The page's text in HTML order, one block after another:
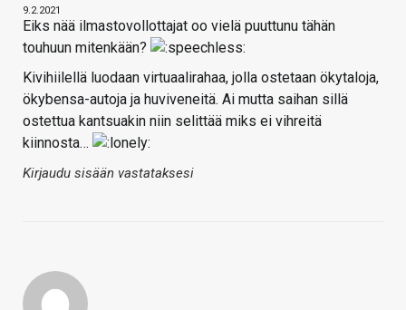
9.2.2021
Eiks nää ilmastovollottajat oo vielä puuttunu tähän
touhuun mitenkään?
Kivihiilellä luodaan virtuaalirahaa, jolla ostetaan ökytaloja,
ökybensa-autoja ja huviveneitä. Ai mutta saihan sillä
ostettua kantsuakin niin selittää miks ei vihreitä
kiinnosta…
Kirjaudu sisään vastataksesi